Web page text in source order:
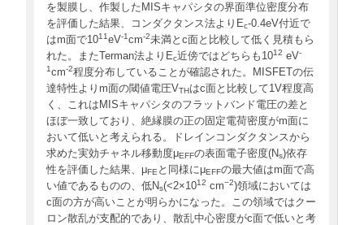
を製膜し、作製したMISキャパシタの界面準位密度分布
を評価した結果、コンダクタンス法よりEc-0.4eV付近で
はm面で1011eV-1cm-2未満とc面と比較して低く見積もら
れた。またTerman法よりEc近傍ではどちらも1012 eV-
1cm-2程度分布していることが確認された。MISFETの伝
達特性よりm面の閾値電圧VTHはc面と比較して1V程度高
く、これはMISキャパシタのフラットバンド電圧の差と
ほぼ一致しており、絶縁膜の正の固定電荷密度がm面に
おいて低いと考えられる。ドレインコンダクタンスから
求めた実効チャネル移動度μEFFの表面電子密度(Ns)依存
性を評価した結果、μFEと同様にμEFFの最大値はm面で高
い値であるものの、低Ns(<2×1012 cm−2)領域においては
c面の方が高いことが明らかになった。この領域ではクー
ロン散乱が支配的であり、散乱中心密度がc面で低いと考